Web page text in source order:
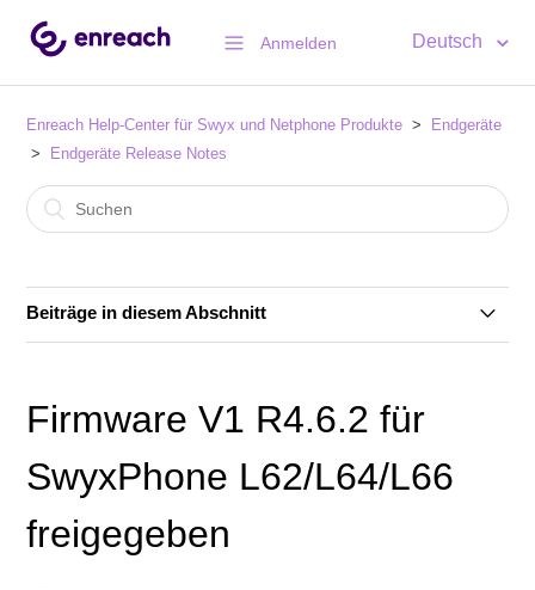
Anmelden Deutsch
Enreach Help-Center für Swyx und Netphone Produkte
Endgeräte
Endgeräte Release Notes
Beiträge in diesem Abschnitt
Freigabe SwyxPhone Firmware V2 R0.18.1 für L7-
Telefone
Freigabe Yealink Firmware V96.87.133.2 für T5-
Firmware V1 R4.6.2 für
SwyxPhone L62/L64/L66
freigegeben